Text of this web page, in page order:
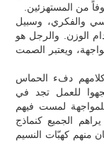
من المستهزئين.
والفكري، وسبيل
الوزن. والرجل هو
ويعتبر الصمت
دفء الحماس
للعمل تجد في
لمست فيهم
الجميع كنماذج
منهم كهبّات النسيم